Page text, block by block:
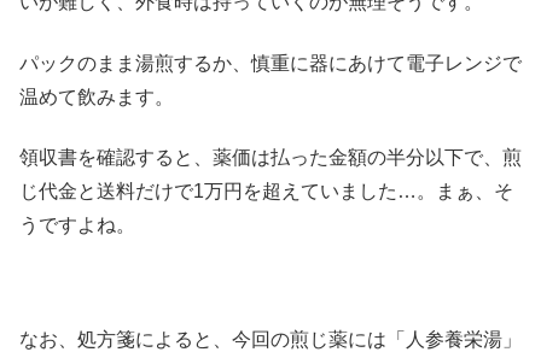
パックのまま湯煎するか、慎重に器にあけて電子レンジで
温めて飲みます。
領収書を確認すると、薬価は払った金額の半分以下で、煎
じ代金と送料だけで1万円を超えていました…。まぁ、そ
うですよね。
なお、処方箋によると、今回の煎じ薬には「人参養栄湯」